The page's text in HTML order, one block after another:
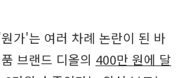
가'는 여러 차례 논란이 된 바
브랜드 디올의 400만 원에 달